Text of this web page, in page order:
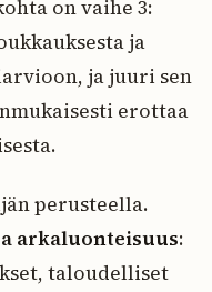
on vaihe 3:
ja
ja juuri sen
erottaa
perusteella.
arkaluonteisuus:
taloudelliset